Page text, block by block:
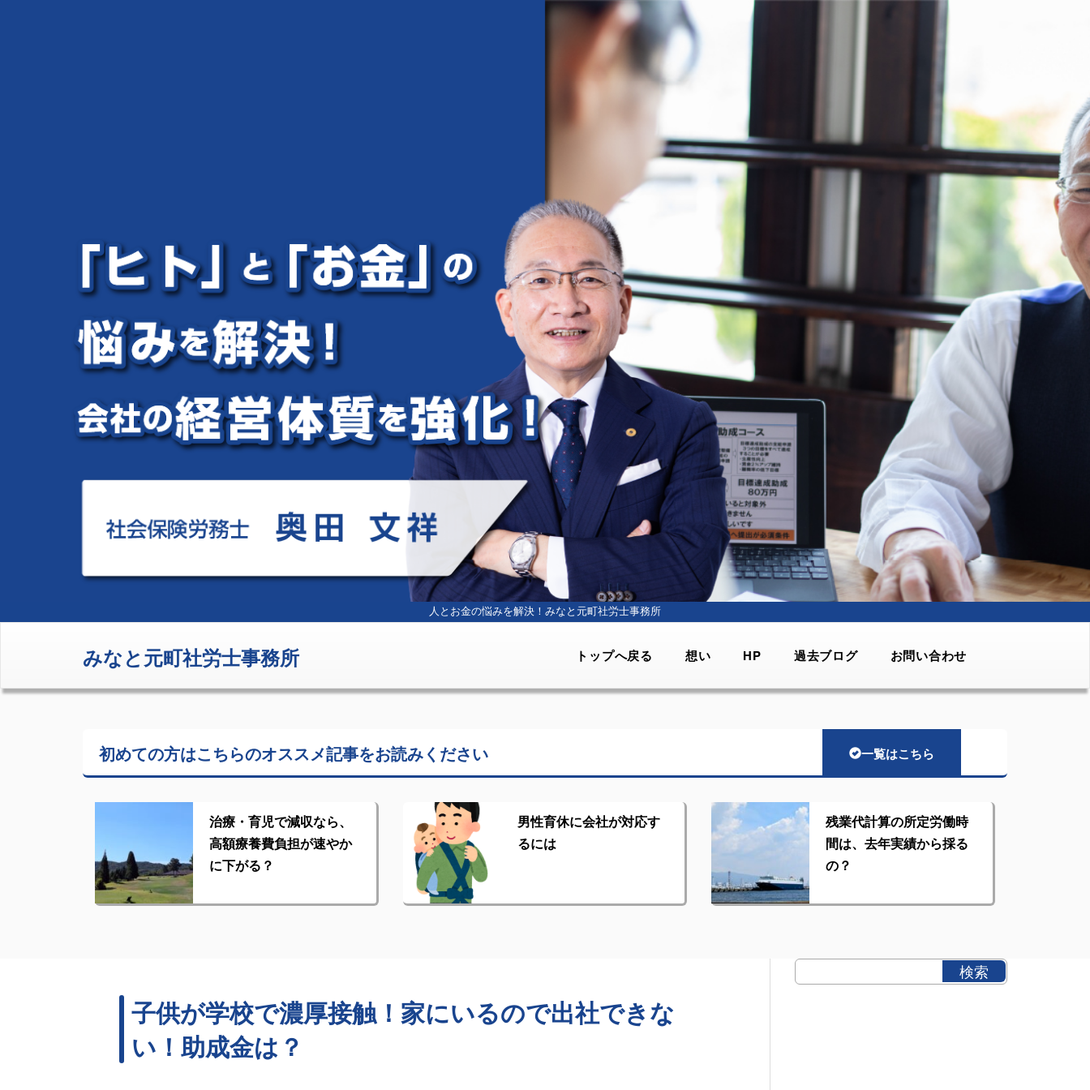
人とお金の悩みを解決！ みなと元町社労士事務所
みなと元町社労士事務所 トップへ戻る 想い HP 過去ブログ お問い合わせ
初めての方はこちらのオススメ記事をお読みください 一覧はこちら
治療・育児で減収なら、
高額療養費負担が速やか
に下がる？
男性育休に会社が対応す
るには
残業代計算の所定労働時
間は、去年実績から採る
の？
子供が学校で濃厚接触！家にいるので出社できな
い！助成金は？